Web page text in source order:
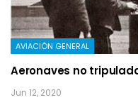
AVIACIÓN GENERAL
Aeronaves no
Jun 12, 2020